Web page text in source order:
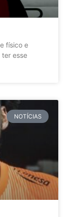
físico e
ter esse
NOTÍCIAS